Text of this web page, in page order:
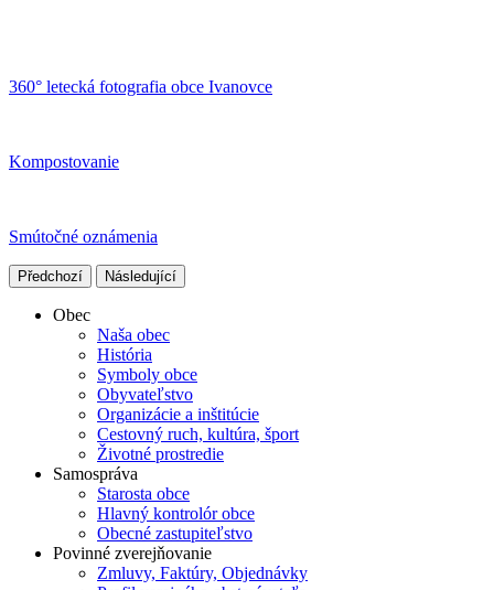
360° letecká fotografia obce Ivanovce
Kompostovanie
Smútočné oznámenia
Předchozí Následující
Obec
Naša obec
História
Symboly obce
Obyvateľstvo
Organizácie a inštitúcie
Cestovný ruch, kultúra, šport
Životné prostredie
Samospráva
Starosta obce
Hlavný kontrolór obce
Obecné zastupiteľstvo
Povinné zverejňovanie
Zmluvy, Faktúry, Objednávky